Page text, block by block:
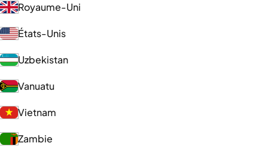
Royaume-Uni
États-Unis
Uzbekistan
Vanuatu
Vietnam
Zambie